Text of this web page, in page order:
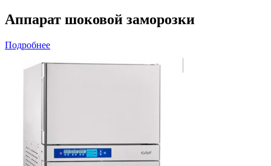
Аппарат шоковой заморозки
Подробнее